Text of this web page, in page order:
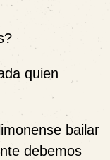
quien
bailar
debemos